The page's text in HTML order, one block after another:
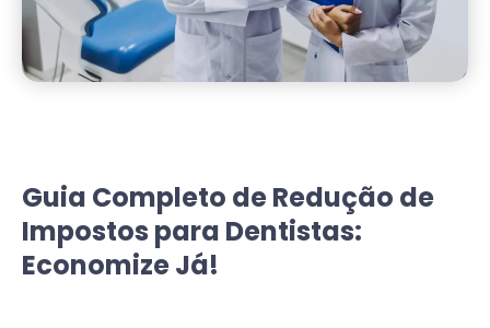
Guia Completo de Redução de
Impostos para Dentistas:
Economize Já!